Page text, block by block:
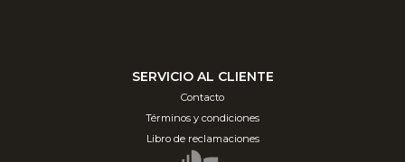
SERVICIO AL CLIENTE
Contacto
Términos y condiciones
Libro de reclamaciones